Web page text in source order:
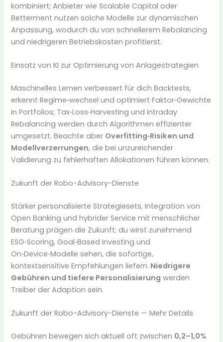
kombiniert; Anbieter wie Scalable Capital oder
Betterment nutzen solche Modelle zur dynamischen
Anpassung, wodurch du von schnellerem Rebalancing
und niedrigeren Betriebskosten profitierst.
Einsatz von KI zur Optimierung von Anlagestrategien
Maschinelles Lernen verbessert für dich Backtests,
erkennt Regime‑wechsel und optimiert Faktor‑Gewichte
in Portfolios; Tax‑Loss‑Harvesting und intraday
Rebalancing werden durch Algorithmen effizienter
umgesetzt. Beachte aber Overfitting‑Risiken und
Modellverzerrungen, die bei unzureichender
Validierung zu fehlerhaften Allokationen führen können.
Zukunft der Robo-Advisory-Dienste
Stärker personalisierte Strategiesets, Integration von
Open Banking und hybrider Service mit menschlicher
Beratung prägen die Zukunft; du wirst zunehmend
ESG‑Scoring, Goal‑Based Investing und
On‑Device‑Modelle sehen, die sofortige,
kontextsensitive Empfehlungen liefern. Niedrigere
Gebühren und tiefere Personalisierung werden
Treiber der Adaption sein.
Zukunft der Robo-Advisory-Dienste — Mehr Details
Gebühren bewegen sich aktuell oft zwischen 0,2–1,0%